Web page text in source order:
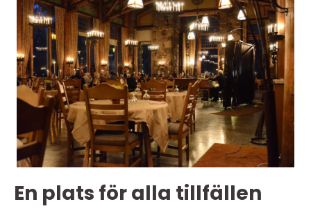
En plats för alla tillfällen